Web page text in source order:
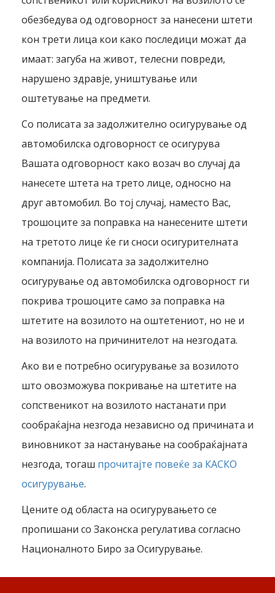
обезбедува од одговорност за нанесени штети
кон трети лица кои како последици можат да
имаат: загуба на живот, телесни повреди,
нарушено здравје, уништување или
оштетување на предмети.
Со полисата за задолжително осигурување од
автомобилска одговорност се осигурува
Вашата одговорност како возач во случај да
нанесете штета на трето лице, односно на
друг автомобил. Во тој случај, наместо Вас,
трошоците за поправка на нанесените штети
на третото лице ќе ги сноси осигурителната
компанија. Полисата за задолжително
осигурување од автомобилска одговорност ги
покрива трошоците само за поправка на
штетите на возилото на оштетениот, но не и
на возилото на причинителот на незгодата.
Ако ви е потребно осигурување за возилото
што овозможува покривање на штетите на
сопственикот на возилото настанати при
сообраќајна незгода независно од причината и
виновникот за настанување на сообраќајната
незгода, тогаш прочитајте повеќе за КАСКО
осигурување.
Цените од областа на осигурувањето се
пропишани со Законска регулатива согласно
Националното Биро за Осигурување.